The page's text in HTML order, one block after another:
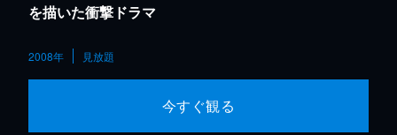
を描いた衝撃ドラマ
2008年 見放題
今すぐ観る